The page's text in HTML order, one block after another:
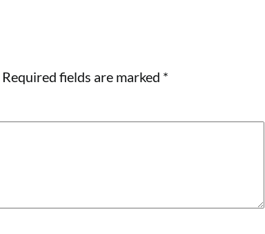
Required fields are marked *